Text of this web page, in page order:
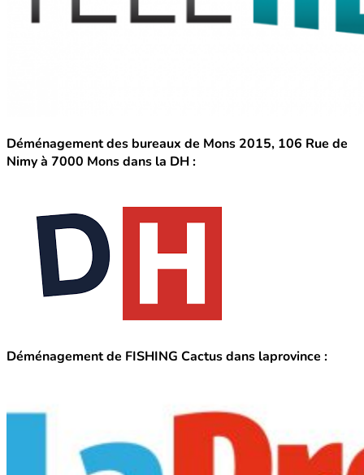
Déménagement des bureaux de Mons 2015, 106 Rue de
Nimy à 7000 Mons dans la DH :
Déménagement de FISHING Cactus dans laprovince :